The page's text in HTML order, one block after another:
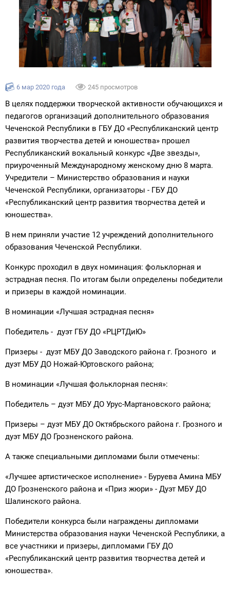
6 мар 2020 года 245 просмотров
В целях поддержки творческой активности обучающихся и
педагогов организаций дополнительного образования
Чеченской Республики в ГБУ ДО «Республиканский центр
развития творчества детей и юношества» прошел
Республиканский вокальный конкурс «Две звезды»,
приуроченный Международному женскому дню 8 марта.
Учредители – Министерство образования и науки
Чеченской Республики, организаторы - ГБУ ДО
«Республиканский центр развития творчества детей и
юношества».
В нем приняли участие 12 учреждений дополнительного
образования Чеченской Республики.
Конкурс проходил в двух номинация: фольклорная и
эстрадная песня. По итогам были определены победители
и призеры в каждой номинации.
В номинации «Лучшая эстрадная песня»
Победитель - дуэт ГБУ ДО «РЦРТДиЮ»
Призеры - дуэт МБУ ДО Заводского района г. Грозного и
дуэт МБУ ДО Ножай-Юртовского района;
В номинации «Лучшая фольклорная песня»:
Победитель – дуэт МБУ ДО Урус-Мартановского района;
Призеры – дуэт МБУ ДО Октябрьского района г. Грозного и
дуэт МБУ ДО Грозненского района.
А также специальными дипломами были отмечены:
«Лучшее артистическое исполнение» - Буруева Амина МБУ
ДО Грозненского района и «Приз жюри» - Дуэт МБУ ДО
Шалинского района.
Победители конкурса были награждены дипломами
Министерства образования науки Чеченской Республики, а
все участники и призеры, дипломами ГБУ ДО
«Республиканский центр развития творчества детей и
юношества».